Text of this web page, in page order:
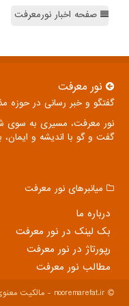
صفحه اخبار نورمعرفت
نور معرفت
گفتگو و خبر رسانی در حوزه
نور معرفت، مسیری به سوی
گفت و گو با اندیشه و ایمان،
میانبرهای نور معرفت
درباره ما
بک لینک در نور معرفت
رپورتاژ در نور معرفت
مطالب نور معرفت